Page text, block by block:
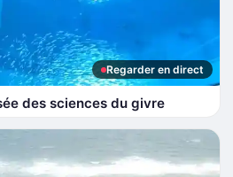
Regarder en direct
des sciences du givre